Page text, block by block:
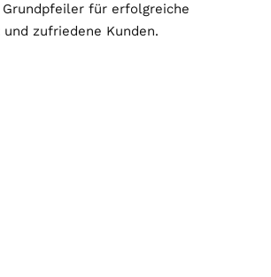
für erfolgreiche
zufriedene Kunden.